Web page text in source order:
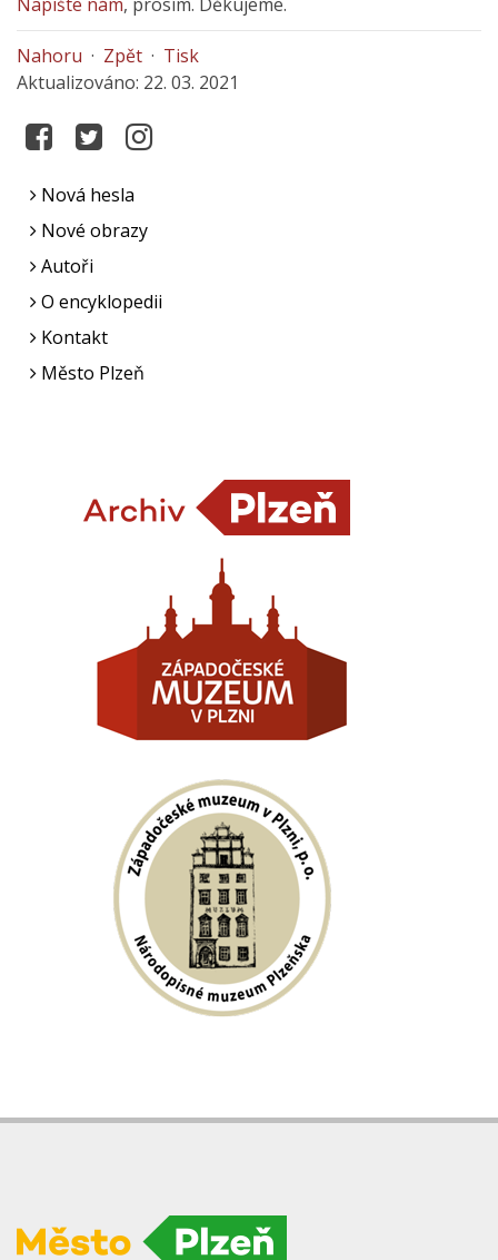
Nahoru · Zpět · Tisk
Aktualizováno: 22. 03. 2021
Nová hesla
Nové obrazy
Autoři
O encyklopedii
Kontakt
Město Plzeň